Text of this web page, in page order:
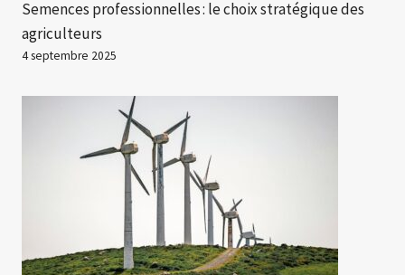
Semences professionnelles : le choix stratégique des
agriculteurs
4 septembre 2025